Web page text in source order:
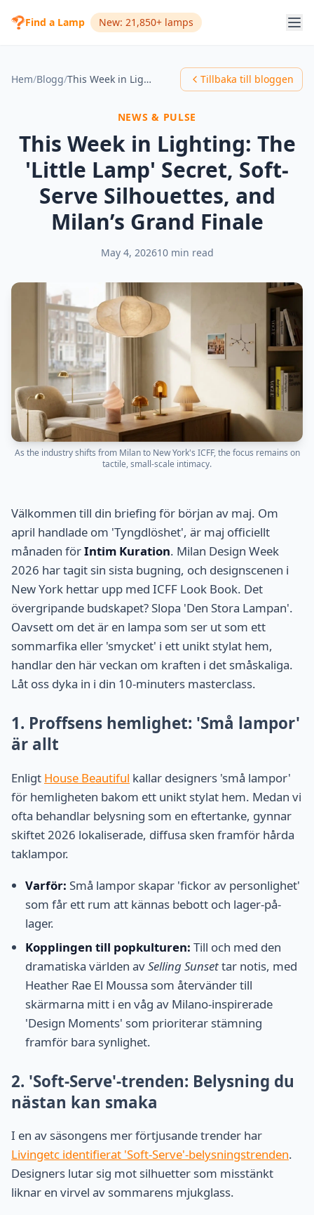
Find a Lamp New: 21,850+ lamps
Hem/Blogg/ This Week in Lighting: The 'Little Lamp' Secret, Soft-Serve Silhouettes, and Milan’s Grand Finale Tillbaka till bloggen
NEWS & PULSE
This Week in Lighting: The
'Little Lamp' Secret, Soft-
Serve Silhouettes, and
Milan’s Grand Finale
May 4, 202610 min read
As the industry shifts from Milan to New York's ICFF, the focus remains on
tactile, small-scale intimacy.
Välkommen till din briefing för början av maj. Om
april handlade om 'Tyngdlöshet', är maj officiellt
månaden förIntim Kuration. Milan Design Week
2026 har tagit sin sista bugning, och designscenen i
New York hettar upp med ICFF Look Book. Det
övergripande budskapet? Slopa 'Den Stora Lampan'.
Oavsett om det är en lampa som ser ut som ett
sommarfika eller 'smycket' i ett unikt stylat hem,
handlar den här veckan om kraften i det småskaliga.
Låt oss dyka in i din 10-minuters masterclass.
1. Proffsens hemlighet: 'Små lampor'
är allt
Enligt House Beautiful kallar designers 'små lampor'
för hemligheten bakom ett unikt stylat hem. Medan vi
ofta behandlar belysning som en eftertanke, gynnar
skiftet 2026 lokaliserade, diffusa sken framför hårda
taklampor.
Varför: Små lampor skapar 'fickor av personlighet'
som får ett rum att kännas bebott och lager-på-
lager.
Kopplingen till popkulturen: Till och med den
dramatiska världen avSelling Sunsettar notis, med
Heather Rae El Moussa som återvänder till
skärmarna mitt i en våg av Milano-inspirerade
'Design Moments' som prioriterar stämning
framför bara synlighet.
2. 'Soft-Serve'-trenden: Belysning du
nästan kan smaka
I en av säsongens mer förtjusande trender har
Livingetc identifierat 'Soft-Serve'-belysningstrenden.
Designers lutar sig mot silhuetter som misstänkt
liknar en virvel av sommarens mjukglass.